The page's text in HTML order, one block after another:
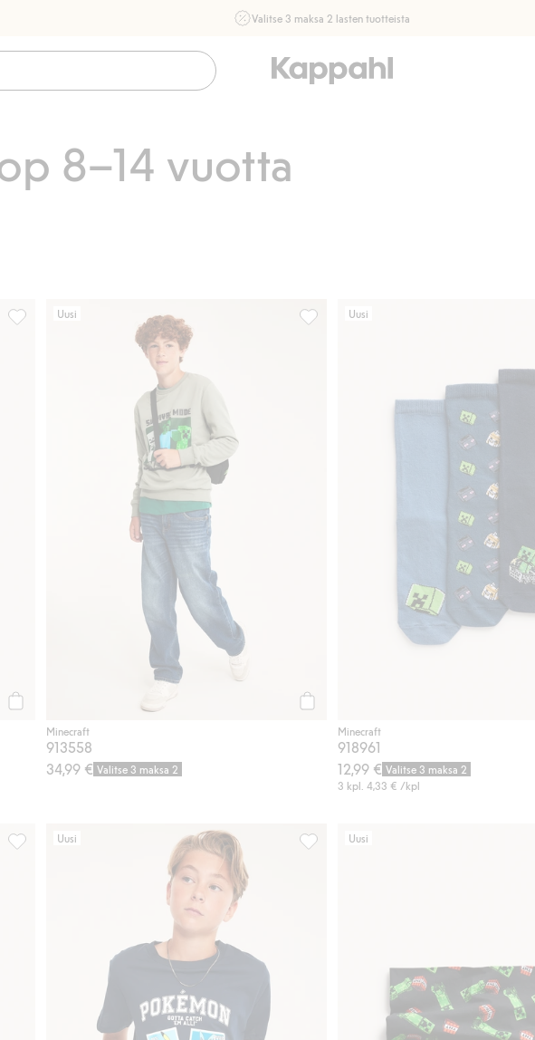
Valitse 3 maksa 2 lasten tuotteista
16.8. asti myymälässä ja verkossa. Ei voi yhdistää muihin
alennuksiin tai tarjouksiin.
8–14 vuotta
Sukat, Minecraft, 3 paria, Lisää suosikkeihin
Uusi
Minecraft
913558
34,99 € Valitse 3 maksa 2
Uusi
Minecraft
918961
12,99 € Valitse 3 maksa 2
3 kpl. 4,33 € /kpl
Neulotut Minecraft-kintaat, Lisää suosikkeihin
Uusi Uusi